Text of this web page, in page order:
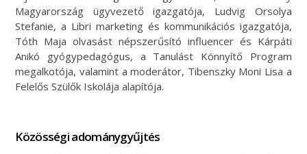
Magyarország ügyvezető igazgatója, Ludvig Orsolya
Stefanie, a Libri marketing és kommunikációs igazgatója,
Tóth Maja olvasást népszerűsító influencer és Kárpáti
Anikó gyógypedagógus, a Tanulást Könnyítő Program
megalkotója, valamint a moderátor, Tibenszky Moni Lisa a
Felelős Szülők Iskolája alapítója.
Közösségi adománygyűjtés